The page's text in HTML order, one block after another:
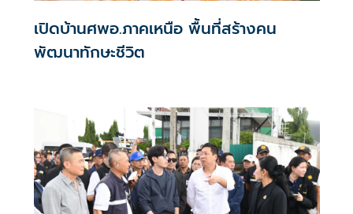
เปิดบ้านศพอ.ภาคเหนือ พื้นที่สร้างคน
พัฒนาทักษะชีวิต